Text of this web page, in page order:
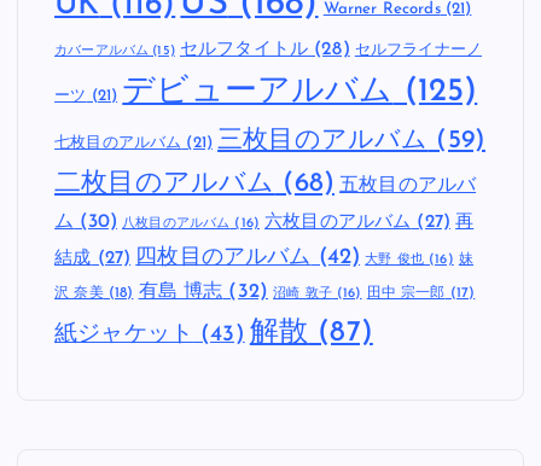
Warner Records(21)
カバーアルバム (15) セルフタイトル(28) セルフライナーノ
ーツ (21) デビューアルバム (125)
七枚目のアルバム (21) 三枚目のアルバム (59)
二枚目のアルバム (68) 五枚目のアルバ
ム (30) 八枚目のアルバム (16) 六枚目のアルバム (27) 再
結成 (27) 四枚目のアルバム (42) 大野 俊也(16) 妹
沢 奈美(18) 有島 博志 (32) 沼崎 敦子(16) 田中 宗一郎 (17)
紙ジャケット (43) 解散 (87)